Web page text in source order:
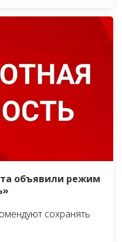
объявили режим
сохранять